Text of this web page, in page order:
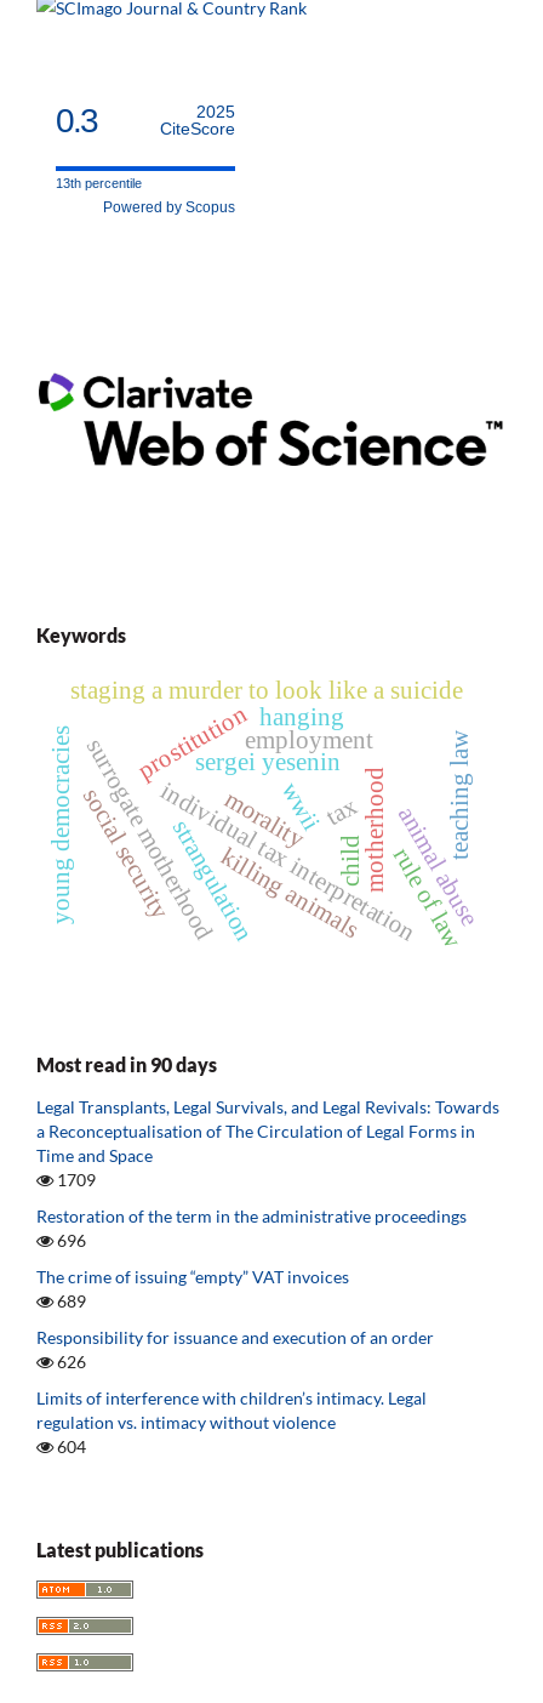
0.3
2025
CiteScore
13th percentile
Powered by Scopus
Keywords
prostitution
tax
individual tax interpretation
morality
sergei yesenin
staging a murder to look like a suicide
hanging
strangulation childmotherhood
surrogate motherhood employment
killing animals animal abuse
rule of law
young democracies teaching law
wwii
social security
Most read in 90 days
Legal Transplants, Legal Survivals, and Legal Revivals: Towards
a Reconceptualisation of The Circulation of Legal Forms in
Time and Space
1709
Restoration of the term in the administrative proceedings
696
The crime of issuing “empty” VAT invoices
689
Responsibility for issuance and execution of an order
626
Limits of interference with children’s intimacy. Legal
regulation vs. intimacy without violence
604
Latest publications